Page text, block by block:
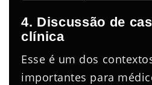
4. Discussão de
clínica
Esse é um dos
importantes para